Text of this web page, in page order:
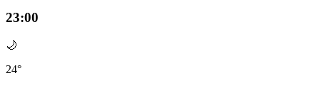
23:00
🌙
24°